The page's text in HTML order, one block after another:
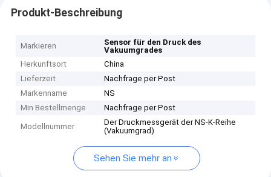
Produkt-Beschreibung
Markieren
Sensor für den Druck des
Vakuumgrades
Herkunftsort
China
Lieferzeit
Nachfrage per Post
Markenname
NS
Min Bestellmenge
Nachfrage per Post
Modellnummer
Der Druckmessgerät der NS-K-Reihe
(Vakuumgrad)
Sehen Sie mehr an